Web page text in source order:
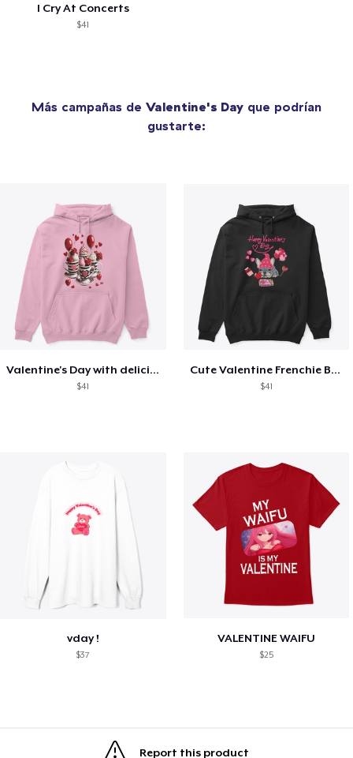
I Cry At Concerts
$41
Más campañas de Valentine's Day que podrían
gustarte:
Valentine's Day with delicious food
$41
Cute Valentine Frenchie Bulldog
$41
vday !
$37
VALENTINE WAIFU
$25
Report this product